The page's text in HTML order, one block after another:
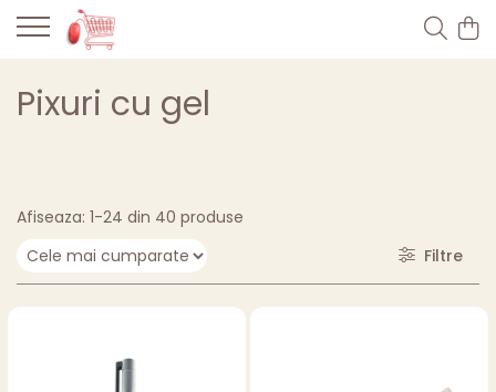
Pixuri cu gel
Afiseaza: 1-24 din 40 produse
Filtre